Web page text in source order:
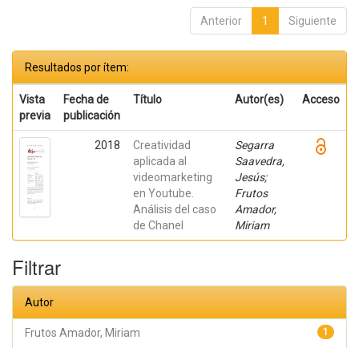
Anterior 1 Siguiente
Resultados por ítem:
Vista
previa
Fecha de
publicación
Título Autor(es) Acceso
2018
Creatividad
aplicada al
videomarketing
en Youtube.
Análisis del caso
de Chanel
Segarra
Saavedra,
Jesús;
Frutos
Amador,
Miriam
Filtrar
Autor
1
Frutos Amador, Miriam